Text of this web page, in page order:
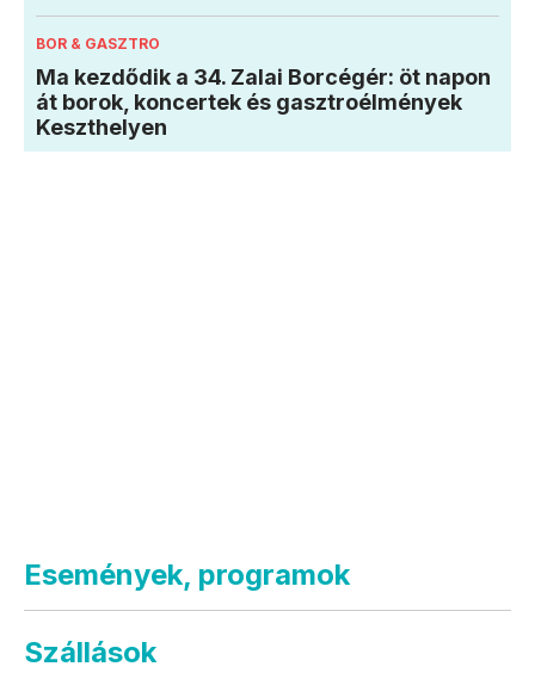
BOR & GASZTRO
Ma kezdődik a 34. Zalai Borcégér: öt napon
át borok, koncertek és gasztroélmények
Keszthelyen
Események, programok
Szállások